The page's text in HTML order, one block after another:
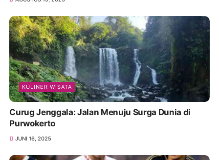
KULINER WISATA
Curug Jenggala: Jalan Menuju Surga Dunia di
Purwokerto
JUNI 16, 2025